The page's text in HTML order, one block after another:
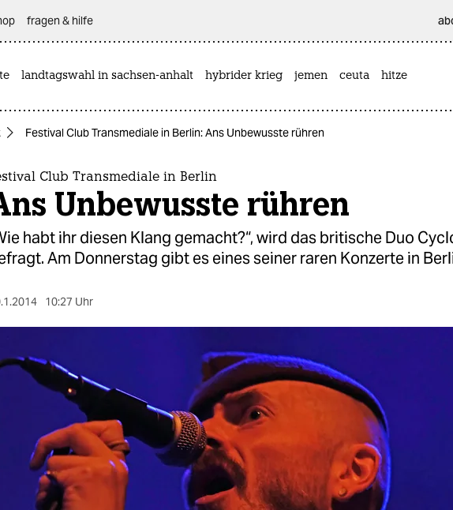
fragen & hilfe
landtagswahl in sachsen-anhalt hybrider krieg jemen ceuta hitze
Festival Club Transmediale in Berlin: Ans Unbewusste rühren
Club Transmediale in Berlin
Unbewusste rühren
habt ihr diesen Klang gemacht?“, wird das britische Duo
Am Donnerstag gibt es eines seiner raren Konzerte in
10:27 Uhr